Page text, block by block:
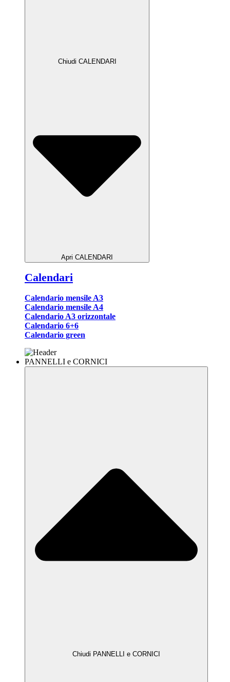
Chiudi CALENDARI
Apri CALENDARI
Calendari
Calendario mensile A3
Calendario mensile A4
Calendario A3 orizzontale
Calendario 6+6
Calendario green
PANNELLI e CORNICI
Chiudi PANNELLI e CORNICI